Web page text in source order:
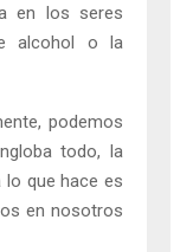
en los seres
alcohol o la
podemos
todo, la
que hace es
en nosotros